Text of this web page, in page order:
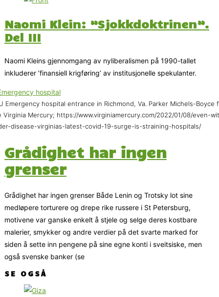
Naomi Klein: ”Sjokkdoktrinen”.
Del III
Naomi Kleins gjennomgang av nyliberalismen på 1990-tallet
inkluderer ’finansiell krigføring’ av institusjonelle spekulanter.
Emergency hospital entrance in Richmond, Va. Parker Michels-Boyce
Virginia Mercury; https://www.virginiamercury.com/2022/01/08/even-
disease-virginias-latest-covid-19-surge-is-straining-hospitals/
Grådighet har ingen
grenser
Grådighet har ingen grenser Både Lenin og Trotsky lot sine
medløpere torturere og drepe rike russere i St Petersburg,
motivene var ganske enkelt å stjele og selge deres kostbare
malerier, smykker og andre verdier på det svarte marked for
siden å sette inn pengene på sine egne konti i sveitsiske, men
også svenske banker (se
SE OGSÅ